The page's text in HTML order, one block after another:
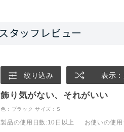
絞り込み 表示
飾り気がない、それがいい
色：ブラック サイズ：S
製品の使用日数 :10日以上 お使いの使用